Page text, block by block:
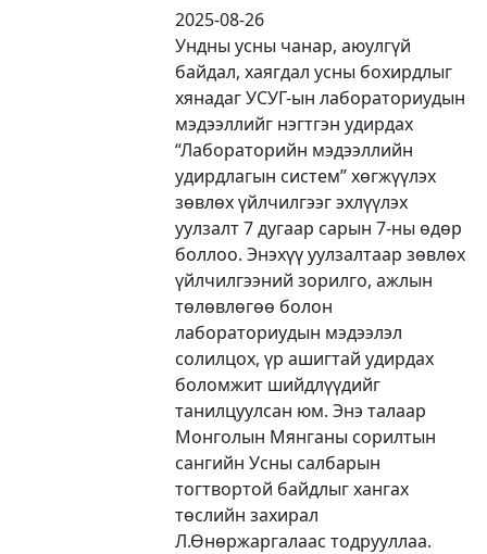
2025-08-26
Ундны усны чанар, аюулгүй
байдал, хаягдал усны бохирдлыг
хянадаг УСУГ-ын лабораториудын
мэдээллийг нэгтгэн удирдах
“Лабораторийн мэдээллийн
удирдлагын систем” хөгжүүлэх
зөвлөх үйлчилгээг эхлүүлэх
уулзалт 7 дугаар сарын 7-ны өдөр
боллоо. Энэхүү уулзалтаар зөвлөх
үйлчилгээний зорилго, ажлын
төлөвлөгөө болон
лабораториудын мэдээлэл
солилцох, үр ашигтай удирдах
боломжит шийдлүүдийг
танилцуулсан юм. Энэ талаар
Монголын Мянганы сорилтын
сангийн Усны салбарын
тогтвортой байдлыг хангах
төслийн захирал
Л.Өнөржаргалаас тодрууллаа.